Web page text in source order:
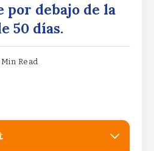
por debajo de la
50 días.
Min Read